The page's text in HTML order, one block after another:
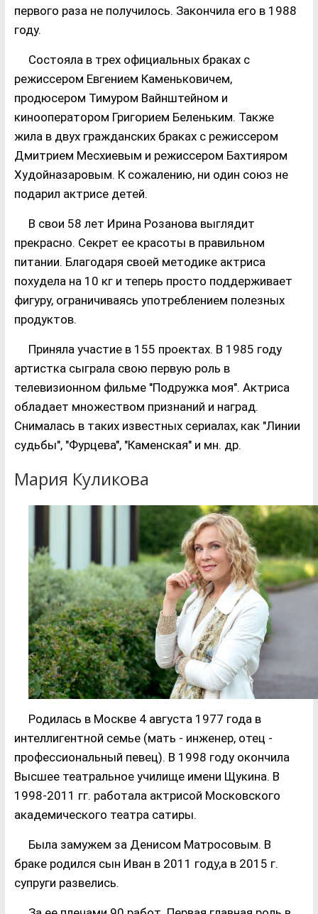
первого раза не получилось. Закончила его в 1988
году.
Состояла в трех официальных браках с
режиссером Евгением Каменьковичем,
продюсером Тимуром Вайнштейном и
кинооператором Григорием Беленьким. Также
жила в двух гражданских браках с режиссером
Дмитрием Месхиевым и режиссером Бахтияром
Худойназаровым. К сожалению, ни один союз не
подарил актрисе детей.
В свои 58 лет Ирина Розанова выглядит
прекрасно. Секрет ее красоты в правильном
питании. Благодаря своей методике актриса
похудела на 10 кг и теперь просто поддерживает
фигуру, ограничиваясь употреблением полезных
продуктов.
Приняла участие в 155 проектах. В 1985 году
артистка сыграла свою первую роль в
телевизионном фильме "Подружка моя". Актриса
обладает множеством признаний и наград.
Снималась в таких известных сериалах, как "Линии
судьбы", "Фурцева", "Каменская" и мн. др.
Мария Куликова
Родилась в Москве 4 августа 1977 года в
интеллигентной семье (мать - инженер, отец -
профессиональный певец). В 1998 году окончила
Высшее театральное училище имени Щукина. В
1998-2011 гг. работала актрисой Московского
академического театра сатиры.
Была замужем за Денисом Матросовым. В
браке родился сын Иван в 2011 году,а в 2015 г.
супруги развелись.